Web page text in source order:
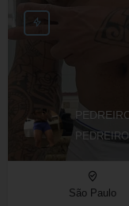
São Paulo